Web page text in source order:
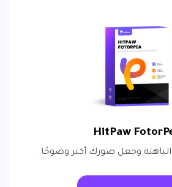
HitPaw
وجعل صورك أكثر وضوحًا.